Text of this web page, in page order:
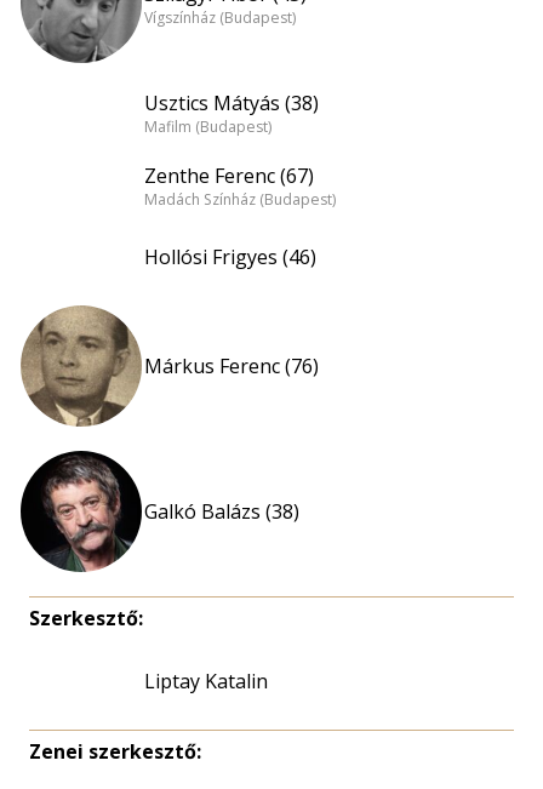
Vígszínház (Budapest)
Usztics Mátyás (38)
Mafilm (Budapest)
Zenthe Ferenc (67)
Madách Színház (Budapest)
Hollósi Frigyes (46)
Márkus Ferenc (76)
Galkó Balázs (38)
Szerkesztő:
Liptay Katalin
Zenei szerkesztő: